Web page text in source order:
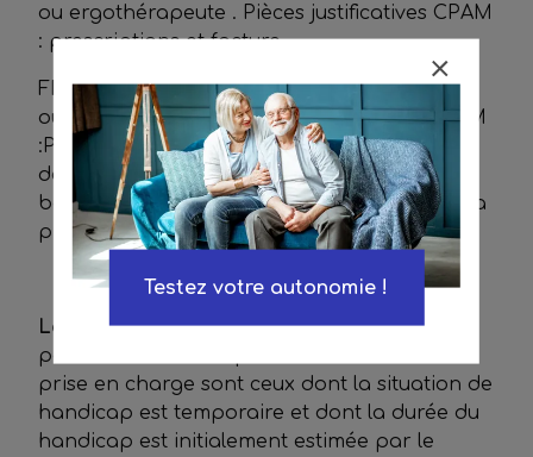
ou ergothérapeute . Pièces justificatives CPAM
: prescriptions et facture
FRM : type de prescripteurs : tous médecins
ou ergothérapeute .Pièces justificatives CPAM
:Prescription Facture,une fiche d'évaluation
des besoins ,une fiche de préconisation,
bon de commande/devis du distributeur et la
prescription définitive
La Location Longue Durée (LLD) :Les
patients concernés par cette modalité de
prise en charge sont ceux dont la situation de
handicap est temporaire et dont la durée du
handicap est initialement estimée par le
Testez votre autonomie !